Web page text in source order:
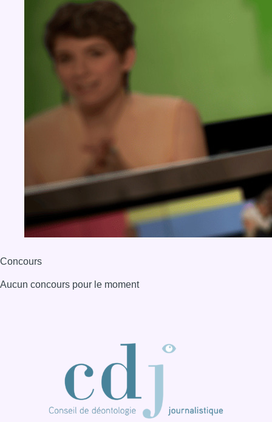
Concours
Aucun concours pour le moment